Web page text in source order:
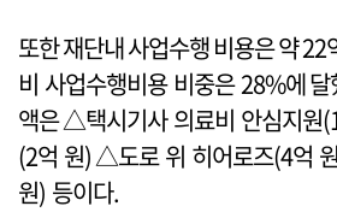
또한 재단내 사업수행 비용은 약
비 사업수행비용 비중은 28%에
액은 △택시기사 의료비 안심지
(2억 원) △도로 위 히어로즈(4억
원) 등이다.